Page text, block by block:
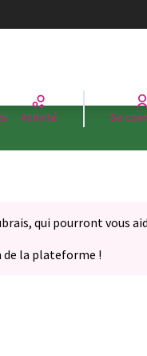
Activité Se
qui pourront vous
la plateforme !